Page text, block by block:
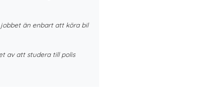
än enbart att köra bil
av att studera till polis